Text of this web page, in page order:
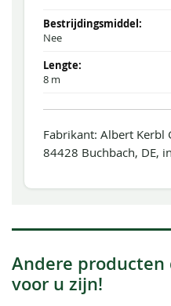
Nee
8 m
Fabrikant: Albert Kerbl
84428 Buchbach, DE,
Andere
voor u zijn!